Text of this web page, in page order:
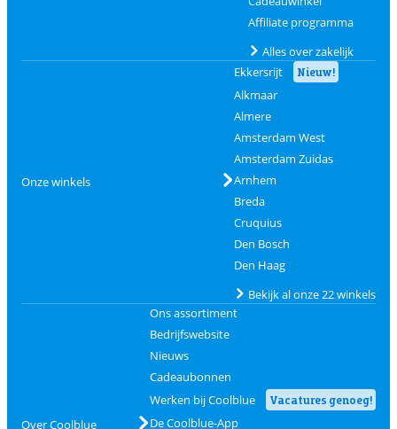
Affiliate programma
Alles over zakelijk
Onze winkels
Ekkersrijt Nieuw!
Alkmaar
Almere
Amsterdam West
Amsterdam Zuidas
Arnhem
Breda
Cruquius
Den Bosch
Den Haag
Bekijk al onze 22 winkels
Over Coolblue
Ons assortiment
Bedrijfswebsite
Nieuws
Cadeaubonnen
Werken bij Coolblue
Vacatures genoeg!
De Coolblue-App